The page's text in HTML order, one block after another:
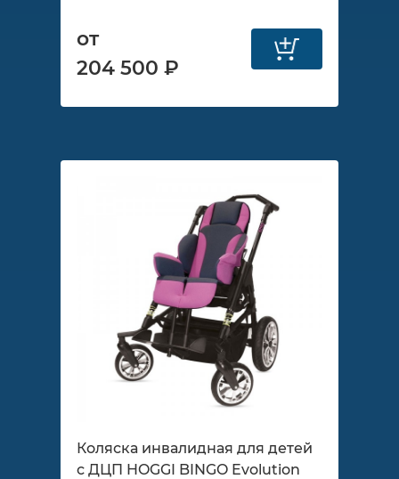
от
204 500 ₽
Коляска инвалидная для детей
с ДЦП HOGGI BINGO Evolution